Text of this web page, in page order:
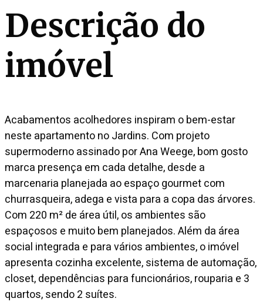
Descrição do
imóvel
Acabamentos acolhedores inspiram o bem-estar
neste apartamento no Jardins. Com projeto
supermoderno assinado por Ana Weege, bom gosto
marca presença em cada detalhe, desde a
marcenaria planejada ao espaço gourmet com
churrasqueira, adega e vista para a copa das árvores.
Com 220 m² de área útil, os ambientes são
espaçosos e muito bem planejados. Além da área
social integrada e para vários ambientes, o imóvel
apresenta cozinha excelente, sistema de automação,
closet, dependências para funcionários, rouparia e 3
quartos, sendo 2 suítes.